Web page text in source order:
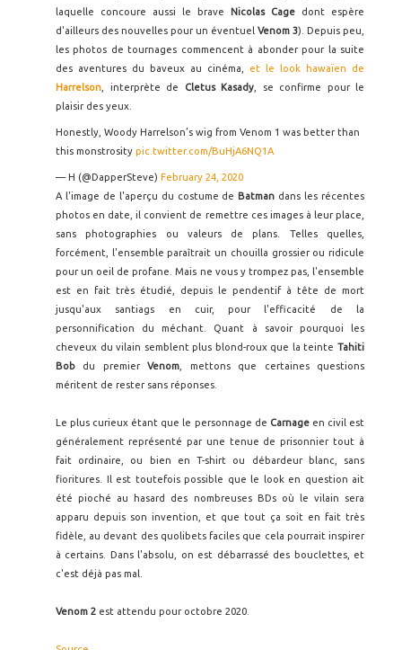
laquelle concoure aussi le brave Nicolas Cage dont espère
d'ailleurs des nouvelles pour un éventuel Venom 3). Depuis peu,
les photos de tournages commencent à abonder pour la suite
des aventures du baveux au cinéma, et le look hawaïen de
Harrelson , interprète de Cletus Kasady , se confirme pour le
plaisir des yeux.
Honestly, Woody Harrelson’s wig from Venom 1 was better than
this monstrosity pic.twitter.com/BuHjA6NQ1A
— H (@DapperSteve) February 24, 2020
A l'image de l'aperçu du costume de Batman dans les récentes
photos en date, il convient de remettre ces images à leur place,
sans photographies ou valeurs de plans. Telles quelles,
forcément, l'ensemble paraîtrait un chouilla grossier ou ridicule
pour un oeil de profane. Mais ne vous y trompez pas, l'ensemble
est en fait très étudié, depuis le pendentif à tête de mort
jusqu'aux santiags en cuir, pour l'efficacité de la
personnification du méchant. Quant à savoir pourquoi les
cheveux du vilain semblent plus blond-roux que la teinte Tahiti
Bob du premierVenom , mettons que certaines questions
méritent de rester sans réponses.
Le plus curieux étant que le personnage de Carnageen civil est
généralement représenté par une tenue de prisonnier tout à
fait ordinaire, ou bien en T-shirt ou débardeur blanc, sans
fioritures. Il est toutefois possible que le look en question ait
été pioché au hasard des nombreuses BDs où le vilain sera
apparu depuis son invention, et que tout ça soit en fait très
fidèle, au devant des quolibets faciles que cela pourrait inspirer
à certains. Dans l'absolu, on est débarrassé des bouclettes, et
c'est déjà pas mal.
Venom 2 est attendu pour octobre 2020.